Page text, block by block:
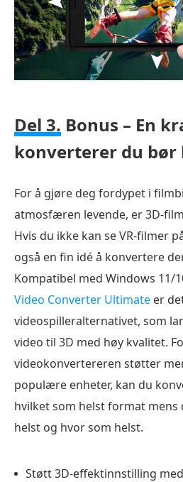
Del 3. Bonus – En
konverterer du bør
For å gjøre deg fordypet i
atmosfæren levende, er 3D-
Hvis du ikke kan se VR-filmer
også en fin idé å konvertere
Kompatibel med Windows 11/
Video Converter Ultimate er
videospilleralternativet, som
video til 3D med høy kvalitet.
videokonvertereren støtter
populære enheter, kan du
hvilket som helst format mens
helst og hvor som helst.
Støtt 3D-effektinnstilling